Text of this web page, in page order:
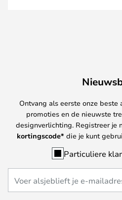
Ontvang als eerste onze beste
promoties en de nieuwste
designverlichting. Registreer je
kortingscode* die je kunt
Particuliere